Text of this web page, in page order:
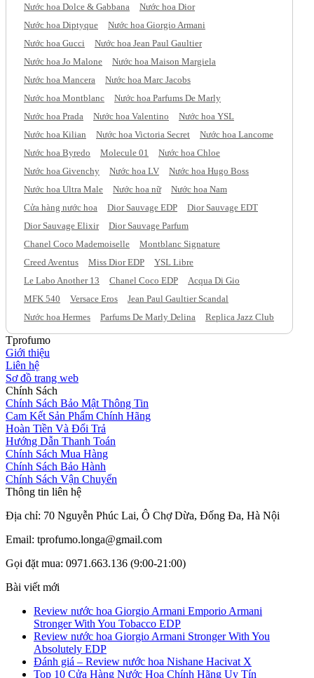
Nước hoa Dolce & Gabbana
Nước hoa Dior
Nước hoa Diptyque
Nước hoa Giorgio Armani
Nước hoa Gucci
Nước hoa Jean Paul Gaultier
Nước hoa Jo Malone
Nước hoa Maison Margiela
Nước hoa Mancera
Nước hoa Marc Jacobs
Nước hoa Montblanc
Nước hoa Parfums De Marly
Nước hoa Prada
Nước hoa Valentino
Nước hoa YSL
Nước hoa Kilian
Nước hoa Victoria Secret
Nước hoa Lancome
Nước hoa Byredo
Molecule 01
Nước hoa Chloe
Nước hoa Givenchy
Nước hoa LV
Nước hoa Hugo Boss
Nước hoa Ultra Male
Nước hoa nữ
Nước hoa Nam
Cửa hàng nước hoa
Dior Sauvage EDP
Dior Sauvage EDT
Dior Sauvage Elixir
Dior Sauvage Parfum
Chanel Coco Mademoiselle
Montblanc Signature
Creed Aventus
Miss Dior EDP
YSL Libre
Le Labo Another 13
Chanel Coco EDP
Acqua Di Gio
MFK 540
Versace Eros
Jean Paul Gaultier Scandal
Nước hoa Hermes
Parfums De Marly Delina Replica Jazz Club
Tprofumo
Giới thiệu
Liên hệ
Sơ đồ trang web
Chính Sách
Chính Sách Bảo Mật Thông Tin
Cam Kết Sản Phẩm Chính Hãng
Hoàn Tiền Và Đổi Trả
Hướng Dẫn Thanh Toán
Chính Sách Mua Hàng
Chính Sách Bảo Hành
Chính Sách Vận Chuyển
Thông tin liên hệ
Địa chỉ: 70 Nguyễn Phúc Lai, Ô Chợ Dừa, Đống Đa, Hà Nội
Email: tprofumo.longa@gmail.com
Gọi đặt mua: 0971.663.136 (9:00-21:00)
Bài viết mới
Review nước hoa Giorgio Armani Emporio Armani
Stronger With You Tobacco EDP
Review nước hoa Giorgio Armani Stronger With You
Absolutely EDP
Đánh giá – Review nước hoa Nishane Hacivat X
Top 10 Cửa Hàng Nước Hoa Chính Hãng Uy Tín